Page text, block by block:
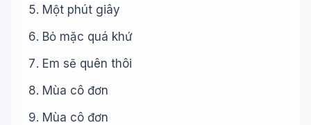
Một phút giây
Bỏ mặc quá khứ
Em sẽ quên thôi
Mùa cô đơn
Mùa cô đơn